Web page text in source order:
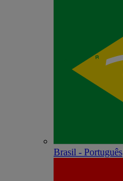
Brasil - Português